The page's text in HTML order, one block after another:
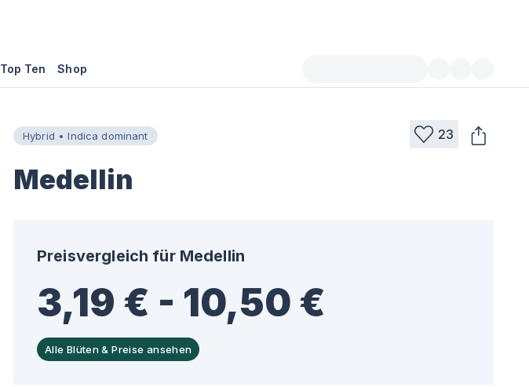
Top Ten Shop
Hybrid • Indica dominant 23
Medellin
Preisvergleich für Medellin
3,19 € - 10,50 €
Alle Blüten & Preise ansehen